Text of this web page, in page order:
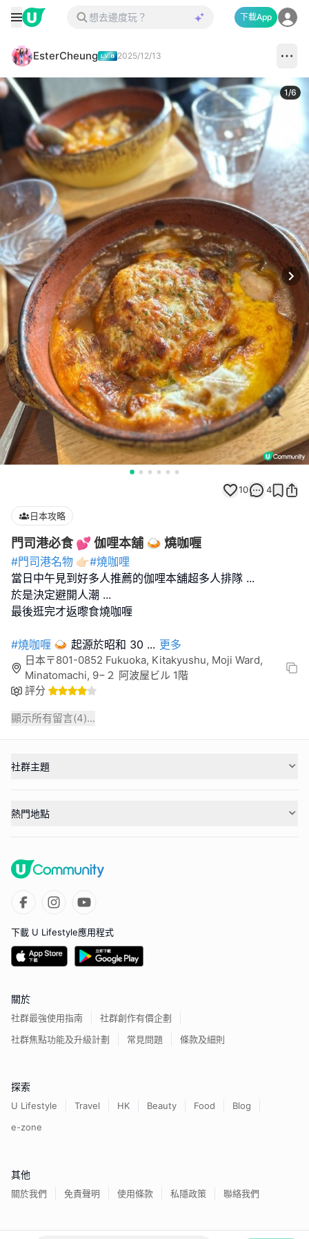
下載App
EsterCheung 2025/12/13
1/6
10 4
日本攻略
門司港必食 💕 伽哩本舖 🍛 燒咖喱
#門司港名物 👉🏻#燒咖哩
當日中午見到好多人推薦的伽哩本舖超多人排隊 ...
於是決定避開人潮 ...
最後逛完才返嚟食燒咖喱
#燒咖喱 🍛 起源於昭和 30 ... 更多
日本〒801-0852 Fukuoka, Kitakyushu, Moji Ward,
Minatomachi, 9−２ 阿波屋ビル 1階
評分
顯示所有留言(4)...
社群主題
熱門地點
下載 U Lifestyle應用程式
關於
社群最強使用指南
社群創作有價企劃
社群焦點功能及升級計劃
常見問題 條款及細則
探索
U Lifestyle Travel HK Beauty Food
Blog
e-zone
其他
關於我們 免責聲明 使用條款 私隱政策 聯絡我們